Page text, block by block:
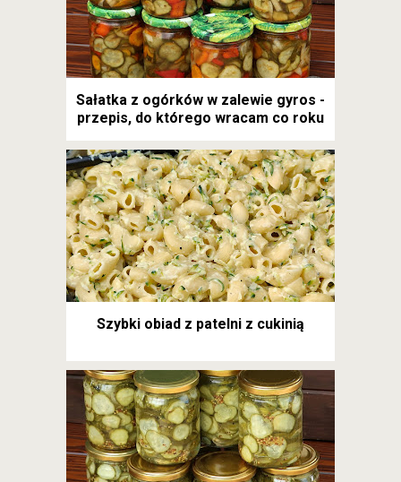
Sałatka z ogórków w zalewie gyros -
przepis, do którego wracam co roku
Szybki obiad z patelni z cukinią